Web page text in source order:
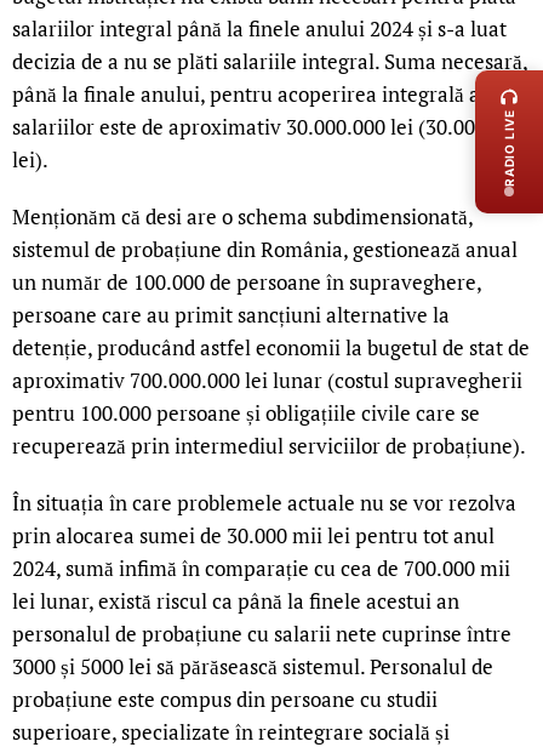
salariilor integral până la finele anului 2024 și s-a luat
decizia de a nu se plăti salariile integral. Suma necesară,
până la finale anului, pentru acoperirea integrală a
salariilor este de aproximativ 30.000.000 lei (30.000 mii
lei).
Menționăm că desi are o schema subdimensionată,
sistemul de probațiune din România, gestionează anual
un număr de 100.000 de persoane în supraveghere,
persoane care au primit sancțiuni alternative la
detenție, producând astfel economii la bugetul de stat de
aproximativ 700.000.000 lei lunar (costul supravegherii
pentru 100.000 persoane și obligațiile civile care se
recuperează prin intermediul serviciilor de probațiune).
În situația în care problemele actuale nu se vor rezolva
prin alocarea sumei de 30.000 mii lei pentru tot anul
2024, sumă infimă în comparație cu cea de 700.000 mii
lei lunar, există riscul ca până la finele acestui an
personalul de probațiune cu salarii nete cuprinse între
3000 și 5000 lei să părăsească sistemul. Personalul de
probațiune este compus din persoane cu studii
superioare, specializate în reintegrare socială și
RADIO LIVE